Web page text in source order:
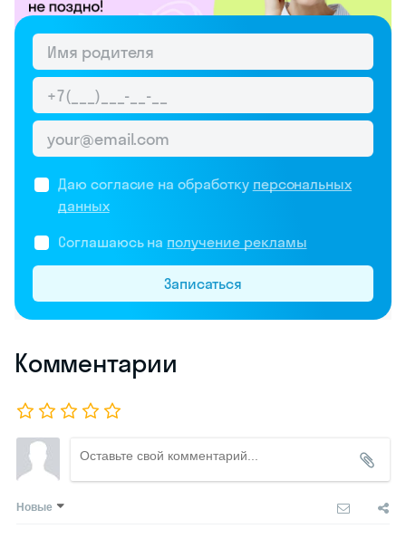
Даю согласие на обработку персональных
данных
Соглашаюсь на получение рекламы
Записаться
Комментарии
Новые